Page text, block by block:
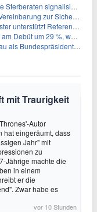
Bedarf an verbesserter Gesundheitsinfrastruktur
Schiffsverkehrs durch die Straße von Hormuz
Schritt in Richtung verbesserter demokratischer Beteiligung
in biotechnologische Innovation signalisiert
Bundespräsidentin aus
mit Traurigkeit
Autor
hat eingeräumt, dass
Jahr" mit
zu
Jährige machte die
in einem
er die
Zwar habe es
vor 10 Stunden